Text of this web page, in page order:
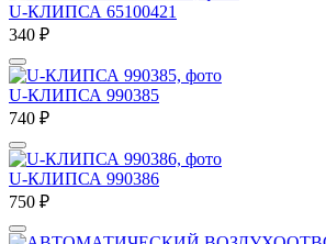
U-КЛИПСА 65100421
340 ₽
U-КЛИПСА 990385
740 ₽
U-КЛИПСА 990386
750 ₽